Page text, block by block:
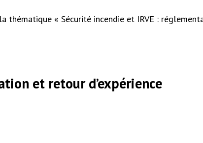
thématique « Sécurité incendie et IRVE :
et retour d’expérience